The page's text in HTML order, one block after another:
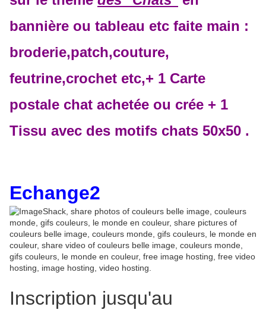
bannière ou tableau etc faite main :
broderie,patch,couture,
feutrine,crochet etc,+ 1 Carte
postale chat achetée ou crée + 1
Tissu avec des motifs chats 50x50 .
Echange2
Inscription jusqu'au